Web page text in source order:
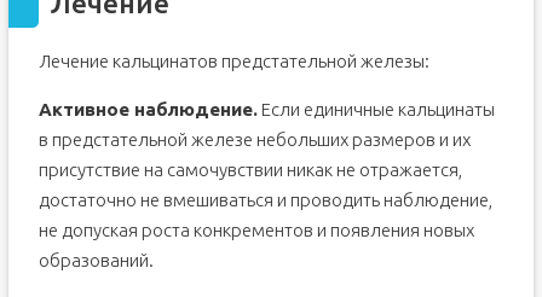
Лечение кальцинатов предстательной железы:
Активное наблюдение.Если единичные кальцинаты
в предстательной железе небольших размеров и их
присутствие на самочувствии никак не отражается,
достаточно не вмешиваться и проводить наблюдение,
не допуская роста конкрементов и появления новых
образований.